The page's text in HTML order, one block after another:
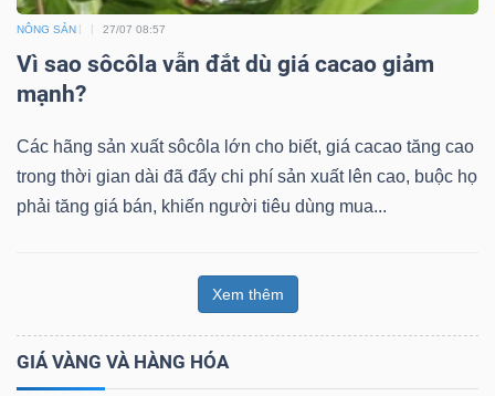
NÔNG SẢN 27/07 08:57
Vì sao sôcôla vẫn đắt dù giá cacao giảm
mạnh?
Các hãng sản xuất sôcôla lớn cho biết, giá cacao tăng cao
trong thời gian dài đã đẩy chi phí sản xuất lên cao, buộc họ
phải tăng giá bán, khiến người tiêu dùng mua...
Xem thêm
GIÁ VÀNG VÀ HÀNG HÓA